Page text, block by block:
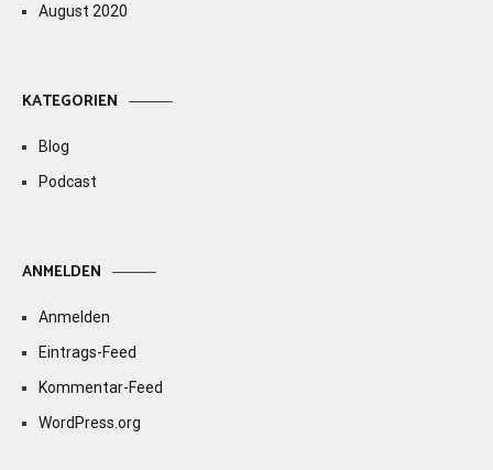
August 2020
KATEGORIEN
Blog
Podcast
ANMELDEN
Anmelden
Eintrags-Feed
Kommentar-Feed
WordPress.org